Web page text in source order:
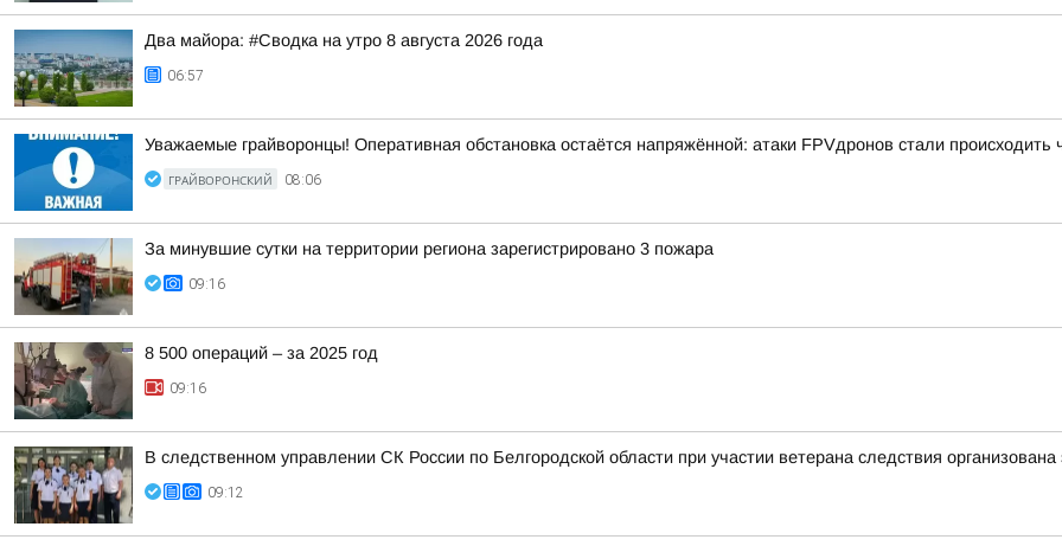
Два майора: #Сводка на утро 8 августа 2026 года
06:57
Уважаемые грайворонцы! Оперативная обстановка остаётся напряжённой: атаки FPVдронов стали происходить
ГРАЙВОРОНСКИЙ 08:06
За минувшие сутки на территории региона зарегистрировано 3 пожара
09:16
8 500 операций – за 2025 год
09:16
В следственном управлении СК России по Белгородской области при участии ветерана следствия организована
09:12